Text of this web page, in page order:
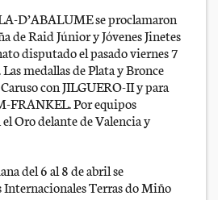
D’ABALUME se proclamaron
de Raid Júnior y Jóvenes Jinetes
disputado el pasado viernes 7
medallas de Plata y Bronce
con JILGUERO-II y para
FRANKEL. Por equipos
Oro delante de Valencia y
del 6 al 8 de abril se
Terras do Miño